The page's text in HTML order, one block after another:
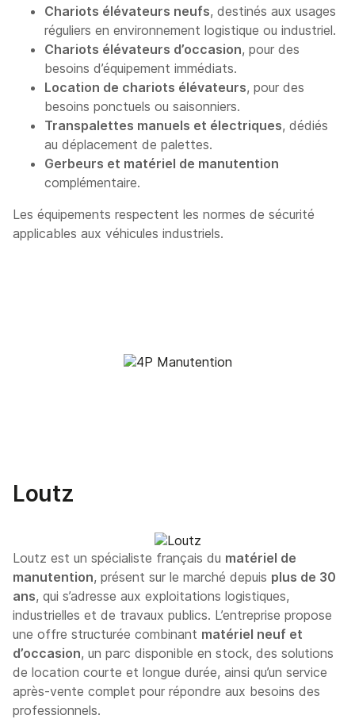
Chariots élévateurs neufs, destinés aux usages
réguliers en environnement logistique ou industriel.
Chariots élévateurs d’occasion, pour des
besoins d’équipement immédiats.
Location de chariots élévateurs, pour des
besoins ponctuels ou saisonniers.
Transpalettes manuels et électriques, dédiés
au déplacement de palettes.
Gerbeurs et matériel de manutention
complémentaire.
Les équipements respectent les normes de sécurité
applicables aux véhicules industriels.
Loutz
Loutz est un spécialiste français du matériel de
manutention, présent sur le marché depuis plus de 30
ans, qui s’adresse aux exploitations logistiques,
industrielles et de travaux publics. L’entreprise propose
une offre structurée combinant matériel neuf et
d’occasion, un parc disponible en stock, des solutions
de location courte et longue durée, ainsi qu’un service
après-vente complet pour répondre aux besoins des
professionnels.